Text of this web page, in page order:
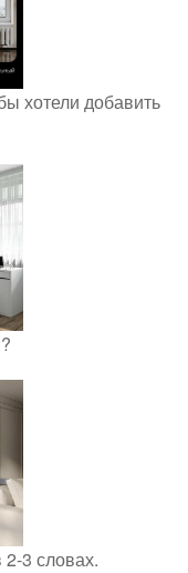
хотели добавить
3 словах.